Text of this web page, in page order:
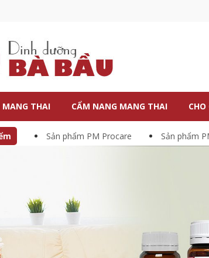
MANG THAI CẨM NANG MANG THAI CHO
Sản phẩm PM Procare Sản phẩm